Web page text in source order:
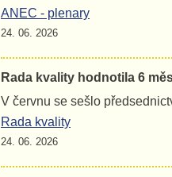
ANEC - plenary
24. 06. 2026
Rada kvality hodnotila 6
V červnu se sešlo
Rada kvality
24. 06. 2026